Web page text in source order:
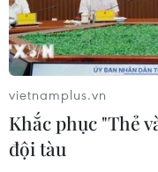
04/08/2026 07:04
Bộ Tư pháp Mỹ mở
hồi quốc tịch quy
04/08/2026 06:14
vietnamplus.vn
Khắc phục "Thẻ
đội tàu